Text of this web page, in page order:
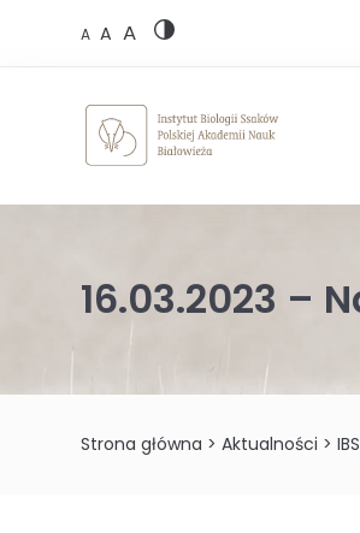
A A A
16.03.2023 –
Strona główna >Aktualności >